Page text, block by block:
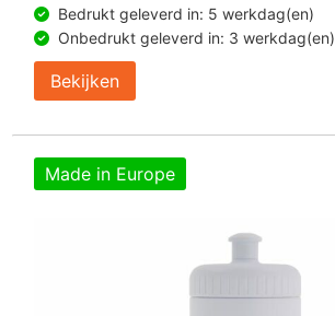
Bedrukt geleverd in: 5 werkdag(en)
Onbedrukt geleverd in: 3 werkdag(en)
Bekijken
Made in Europe